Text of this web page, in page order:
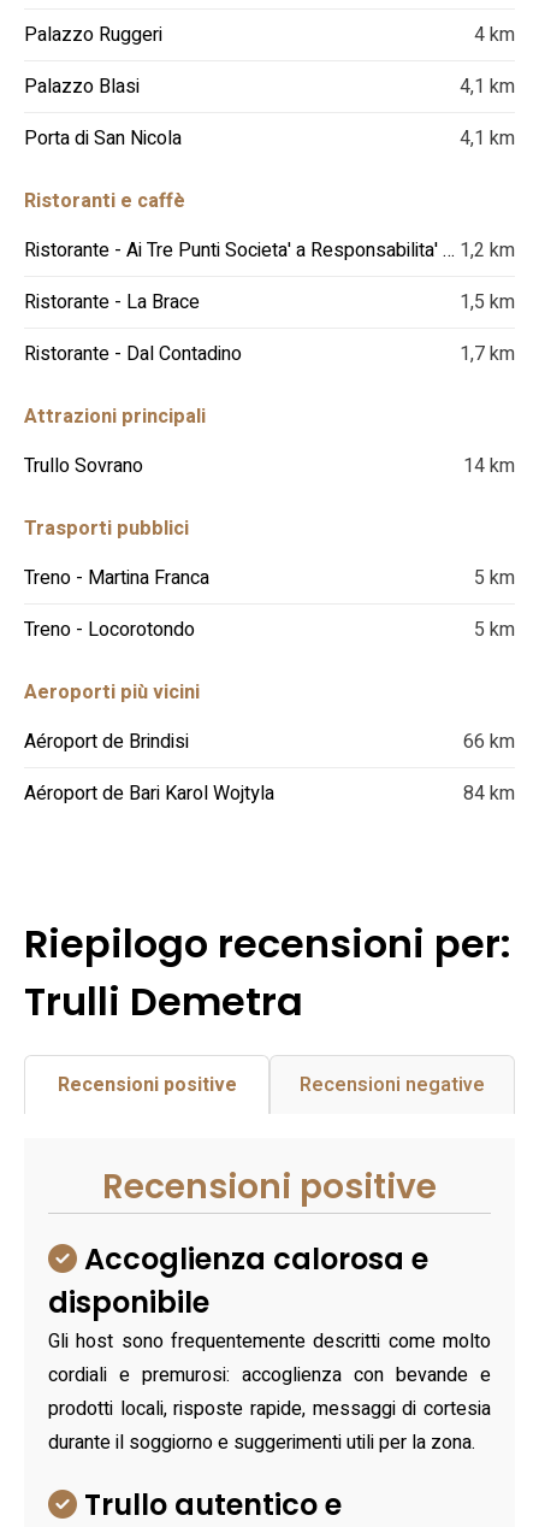
Palazzo Ruggeri
4 km
Palazzo Blasi
4,1 km
Porta di San Nicola
4,1 km
Ristoranti e caffè
Ristorante - Ai Tre Punti Societa' a Responsabilita' Limitata Semplificata 1,2 km
Ristorante - La Brace
1,5 km
Ristorante - Dal Contadino
1,7 km
Attrazioni principali
Trullo Sovrano
14 km
Trasporti pubblici
Treno - Martina Franca
5 km
Treno - Locorotondo
5 km
Aeroporti più vicini
Aéroport de Brindisi
66 km
Aéroport de Bari Karol Wojtyla
84 km
Riepilogo recensioni per:
Trulli Demetra
Recensioni positive Recensioni negative
Recensioni positive
Accoglienza calorosa e
disponibile
Gli host sono frequentemente descritti come molto
cordiali e premurosi: accoglienza con bevande e
prodotti locali, risposte rapide, messaggi di cortesia
durante il soggiorno e suggerimenti utili per la zona.
Trullo autentico e